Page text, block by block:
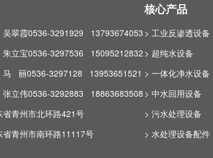
吴翠霞0536-3291929 13793674053
朱立宝0536-3297536 15095212832
马 丽0536-3297128 13953651521
张立伟0536-3292883 18863683508
青州市北环路421号
青州市南环路11117号
核心产品
> 工业反渗透设备
> 超纯水设备
> 一体化净水设备
> 中水回用设备
> 污水处理设备
> 水处理设备配件